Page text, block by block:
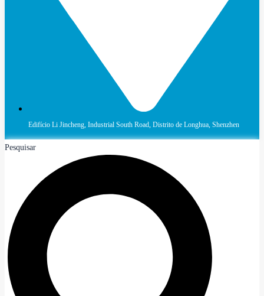
Edifício Li Jincheng, Industrial South Road, Distrito de Longhua, Shenzhen
Pesquisar